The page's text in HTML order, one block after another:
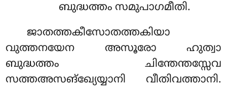
ബുദ്ധത്തം സമുപാഗമീതി.
ജാതത്തകീസോതത്തകിയാ
വുത്തനയേന അസൂരോ ഹുത്വാ
ബുദ്ധത്തം ചിന്തേന്തസ്സേവ
സത്തഅസങ്ഖ്യേയ്യാനി വീതിവത്താനി.